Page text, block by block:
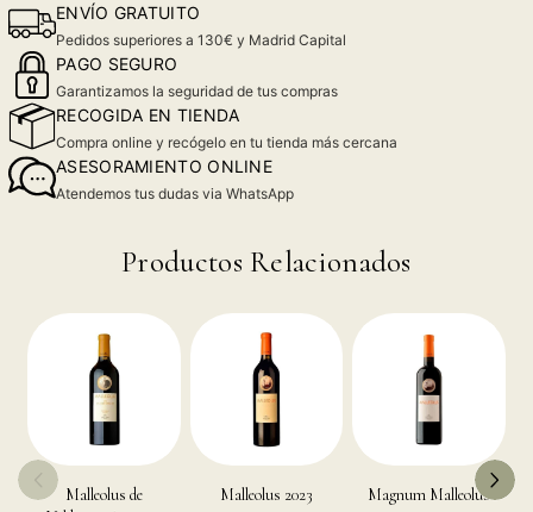
ENVÍO GRATUITO
Pedidos superiores a 130€ y Madrid Capital
PAGO SEGURO
Garantizamos la seguridad de tus compras
RECOGIDA EN TIENDA
Compra online y recógelo en tu tienda más cercana
ASESORAMIENTO ONLINE
Atendemos tus dudas via WhatsApp
Productos Relacionados
Malleolus de
Malleolus 2023
Magnum Malleolus